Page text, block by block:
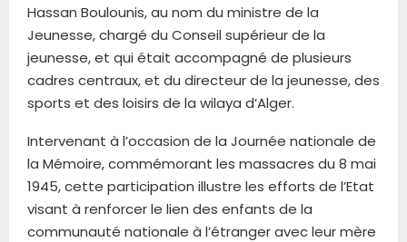
Hassan Boulounis, au nom du ministre de la
Jeunesse, chargé du Conseil supérieur de la
jeunesse, et qui était accompagné de plusieurs
cadres centraux, et du directeur de la jeunesse, des
sports et des loisirs de la wilaya d’Alger.
Intervenant à l’occasion de la Journée nationale de
la Mémoire, commémorant les massacres du 8 mai
1945, cette participation illustre les efforts de l’Etat
visant à renforcer le lien des enfants de la
communauté nationale à l’étranger avec leur mère